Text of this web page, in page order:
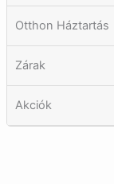
Otthon Háztartás
Zárak
Akciók